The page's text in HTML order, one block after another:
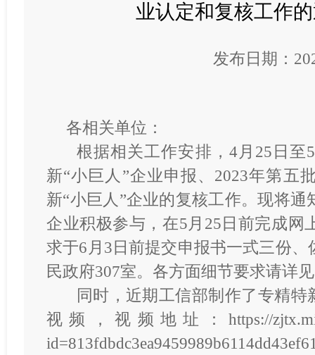
业认定和复核工作
发布日期：
各相关单位：
根据相关工作安排，4月25日至
新“小巨人”企业申报、2023年第五
新“小巨人”企业的复核工作。现将
企业积极参与，在5月25日前完成网
求于6月3日前提交申报书一式三份
民政府307室。各方面细节要求请详
同时，近期工信部制作了专精特
视频，视频地址：https://